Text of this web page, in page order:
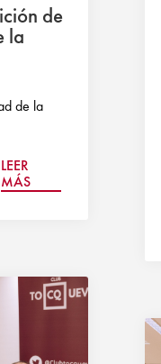
de
la
de la
LEER
MÁS